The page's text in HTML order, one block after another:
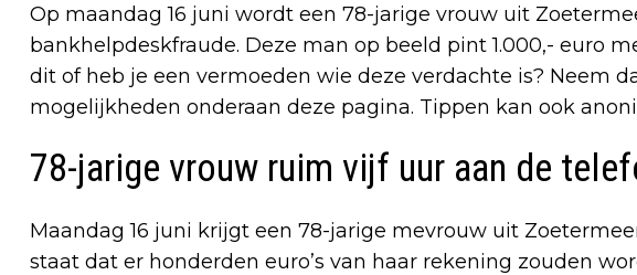
Op maandag 16 juni wordt een 78-jarige vrouw uit
bankhelpdeskfraude. Deze man op beeld pint 1.000,- euro
dit of heb je een vermoeden wie deze verdachte is? Neem
mogelijkheden onderaan deze pagina. Tippen kan ook
78-jarige vrouw ruim vijf uur aan de
Maandag 16 juni krijgt een 78-jarige mevrouw uit
staat dat er honderden euro’s van haar rekening zouden